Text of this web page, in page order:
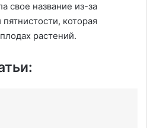
свое название из-за
которая
растений.